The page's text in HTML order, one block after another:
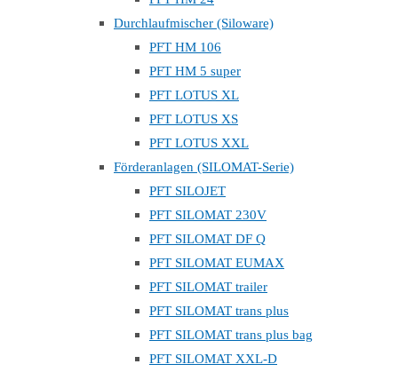
Durchlaufmischer (Siloware)
PFT HM 106
PFT HM 5 super
PFT LOTUS XL
PFT LOTUS XS
PFT LOTUS XXL
Förderanlagen (SILOMAT-Serie)
PFT SILOJET
PFT SILOMAT 230V
PFT SILOMAT DF Q
PFT SILOMAT EUMAX
PFT SILOMAT trailer
PFT SILOMAT trans plus
PFT SILOMAT trans plus bag
PFT SILOMAT XXL-D